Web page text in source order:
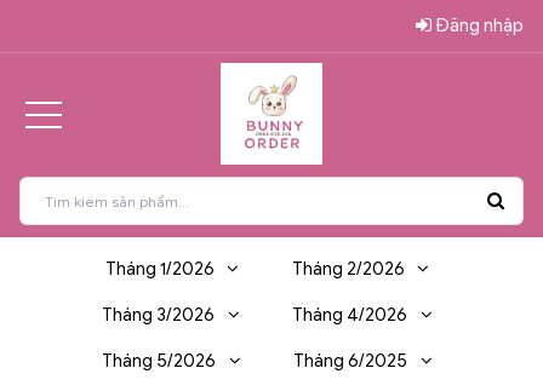
Đăng nhập
Tháng 1/2026 Tháng 2/2026
Tháng 3/2026 Tháng 4/2026
Tháng 5/2026 Tháng 6/2025